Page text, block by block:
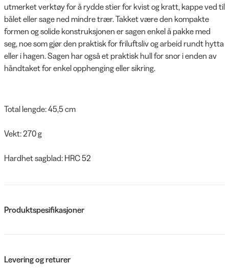
utmerket verktøy for å rydde stier for kvist og kratt, kappe ved til
bålet eller sage ned mindre trær. Takket være den kompakte
formen og solide konstruksjonen er sagen enkel å pakke med
seg, noe som gjør den praktisk for friluftsliv og arbeid rundt hytta
eller i hagen. Sagen har også et praktisk hull for snor i enden av
håndtaket for enkel opphenging eller sikring.
Total lengde: 45,5 cm
Vekt: 270 g
Hardhet sagblad: HRC 52
Produktspesifikasjoner
Levering og returer